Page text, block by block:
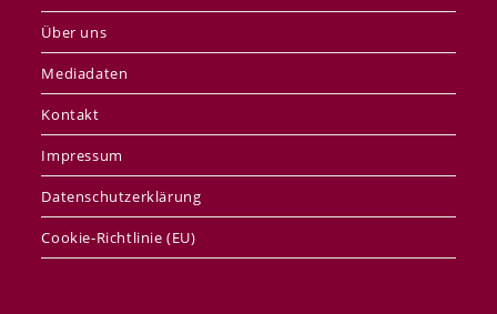
Über uns
Mediadaten
Kontakt
Impressum
Datenschutzerklärung
Cookie-Richtlinie (EU)